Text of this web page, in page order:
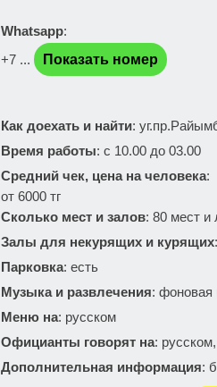
Whatsapp:
+7 ...
Показать номер
Как доехать и найти:
Время работы: с 10.00 до 03.00
Средний чек, цена на человека:
от 6000 тг
Сколько мест и залов: 80 мест и
Залы для некурящих и курящих
Парковка: есть
Музыка и развлечения: фоновая
Меню на: русском
Официанты говорят на:
Дополнительная информация: